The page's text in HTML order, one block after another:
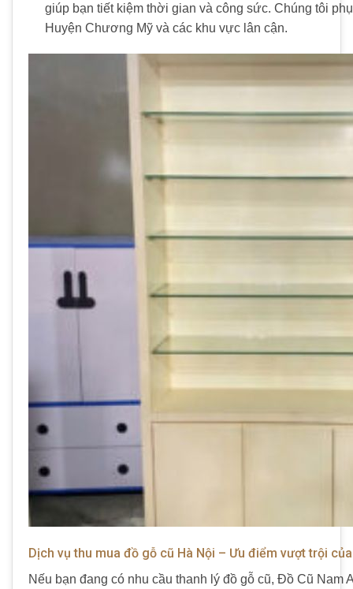
giúp bạn tiết kiệm thời gian và công sức. Chúng tôi
Huyện Chương Mỹ và các khu vực lân cận.
Dịch vụ thu mua đồ gỗ cũ Hà Nội – Ưu điểm vượt trội
Nếu bạn đang có nhu cầu thanh lý đồ gỗ cũ, Đồ Cũ Nam